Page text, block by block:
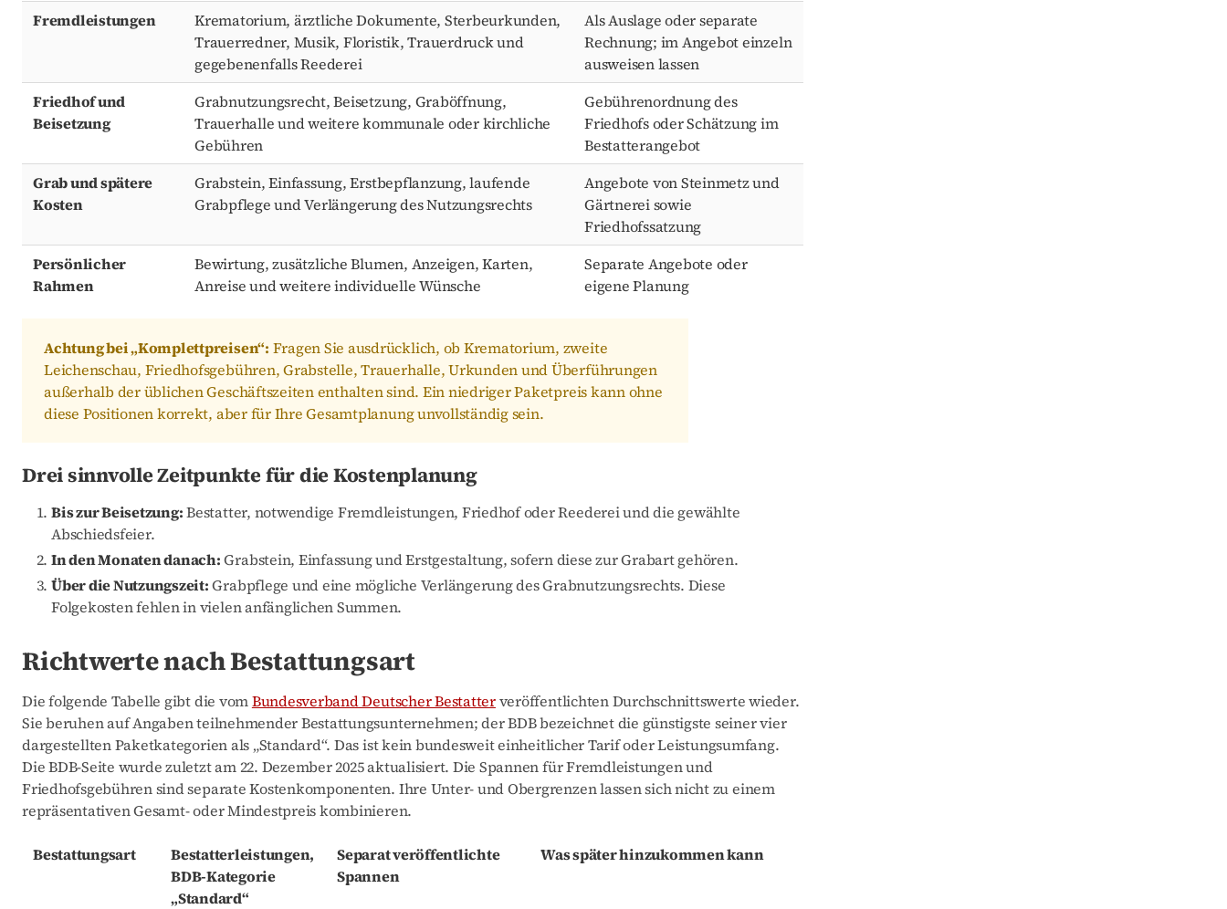
Fremdleistungen
Krematorium, ärztliche Dokumente, Sterbeurkunden,
Trauerredner, Musik, Floristik, Trauerdruck und
gegebenenfalls Reederei
Als Auslage oder separate
Rechnung; im Angebot einzeln
ausweisen lassen
Friedhof und
Beisetzung
Grabnutzungsrecht, Beisetzung, Graböffnung,
Trauerhalle und weitere kommunale oder kirchliche
Gebühren
Gebührenordnung des
Friedhofs oder Schätzung im
Bestatterangebot
Grab und spätere
Kosten
Grabstein, Einfassung, Erstbepflanzung, laufende
Grabpflege und Verlängerung des Nutzungsrechts
Angebote von Steinmetz und
Gärtnerei sowie
Friedhofssatzung
Persönlicher
Rahmen
Bewirtung, zusätzliche Blumen, Anzeigen, Karten,
Anreise und weitere individuelle Wünsche
Separate Angebote oder
eigene Planung
Achtung bei „Komplettpreisen“: Fragen Sie ausdrücklich, ob Krematorium, zweite
Leichenschau, Friedhofsgebühren, Grabstelle, Trauerhalle, Urkunden und Überführungen
außerhalb der üblichen Geschäftszeiten enthalten sind. Ein niedriger Paketpreis kann ohne
diese Positionen korrekt, aber für Ihre Gesamtplanung unvollständig sein.
Drei sinnvolle Zeitpunkte für die Kostenplanung
Bis zur Beisetzung:Bestatter, notwendige Fremdleistungen, Friedhof oder Reederei und die gewählte
Abschiedsfeier.
In den Monaten danach:Grabstein, Einfassung und Erstgestaltung, sofern diese zur Grabart gehören.
Über die Nutzungszeit:Grabpflege und eine mögliche Verlängerung des Grabnutzungsrechts. Diese
Folgekosten fehlen in vielen anfänglichen Summen.
Richtwerte nach Bestattungsart
Die folgende Tabelle gibt die vomBundesverband Deutscher Bestatterveröffentlichten Durchschnittswerte wieder.
Sie beruhen auf Angaben teilnehmender Bestattungsunternehmen; der BDB bezeichnet die günstigste seiner vier
dargestellten Paketkategorien als „Standard“. Das ist kein bundesweit einheitlicher Tarif oder Leistungsumfang.
Die BDB-Seite wurde zuletzt am 22. Dezember 2025 aktualisiert. Die Spannen für Fremdleistungen und
Friedhofsgebühren sind separate Kostenkomponenten. Ihre Unter- und Obergrenzen lassen sich nicht zu einem
repräsentativen Gesamt- oder Mindestpreis kombinieren.
Bestattungsart
Bestatterleistungen,
BDB-Kategorie
„Standard“
Separat veröffentlichte
Spannen
Was später hinzukommen kann